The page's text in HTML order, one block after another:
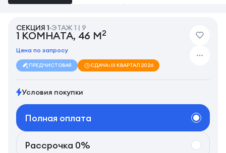
СЕКЦИЯ 1 ЭТАЖ 1 | 9
1 КОМНАТА, 46 М2
Цена по запросу
ПРЕДЧИСТОВАЯ СДАЧА: III КВАРТАЛ 2026
Условия покупки
Полная оплата
Рассрочка 0%